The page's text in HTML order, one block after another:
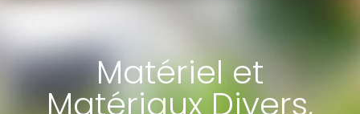
Matériel et
Matériaux Divers,